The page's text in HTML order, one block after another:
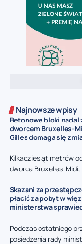
Najnowsze wpisy
Betonowe bloki nadal
dworcem Bruxelles-
Gilles domaga się
Kilkadziesiąt metrów
dworca Bruxelles-Midi,
Skazani za
płacić za pobyt w
ministerstwa
Podczas ostatniego
posiedzenia rady